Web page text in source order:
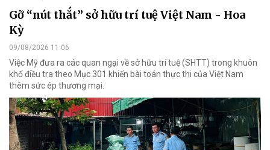
Gỡ “nút thắt” sở hữu trí tuệ Việt Nam - Hoa
Kỳ
09/08/2026 11:06
Việc Mỹ đưa ra các quan ngại về sở hữu trí tuệ (SHTT) trong khuôn
khổ điều tra theo Mục 301 khiến bài toán thực thi của Việt Nam
thêm sức ép thương mại.